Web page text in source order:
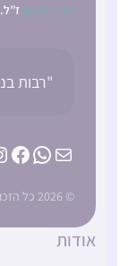
ג’וי רובינסוןז”ל.
"רבות
Mail
אודות